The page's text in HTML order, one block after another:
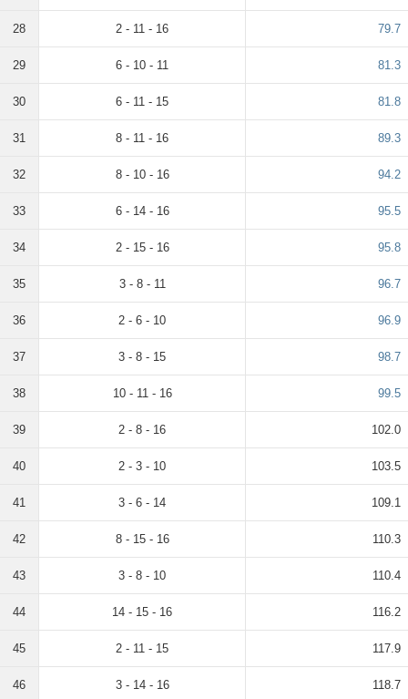
28 2 - 11 - 16 79.7
29 6 - 10 - 11 81.3
30 6 - 11 - 15 81.8
31 8 - 11 - 16 89.3
32 8 - 10 - 16 94.2
33 6 - 14 - 16 95.5
34 2 - 15 - 16 95.8
35 3 - 8 - 11 96.7
36 2 - 6 - 10 96.9
37 3 - 8 - 15 98.7
38 10 - 11 - 16 99.5
39 2 - 8 - 16 102.0
40 2 - 3 - 10 103.5
41 3 - 6 - 14 109.1
42 8 - 15 - 16 110.3
43 3 - 8 - 10 110.4
44 14 - 15 - 16 116.2
45 2 - 11 - 15 117.9
46 3 - 14 - 16 118.7